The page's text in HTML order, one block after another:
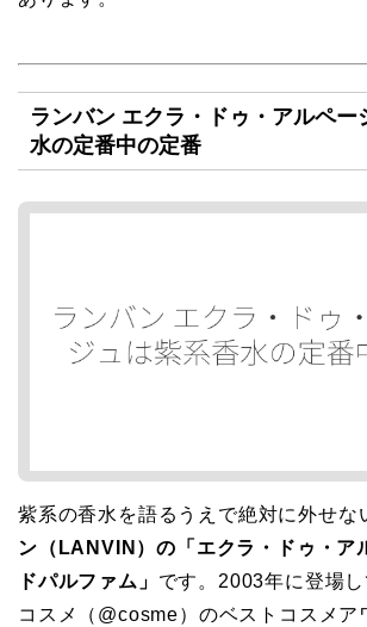
ランバン エクラ・ドゥ・アルペー
水の定番中の定番
紫系の香水を語るうえで絶対に外せな
ン（LANVIN）の「エクラ・ドゥ・ア
ドパルファム」 です。2003年に登場
コスメ（@cosme）のベストコスメア